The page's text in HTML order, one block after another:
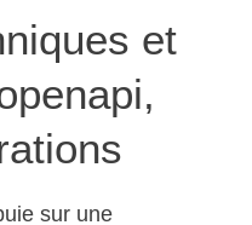
et
sur une